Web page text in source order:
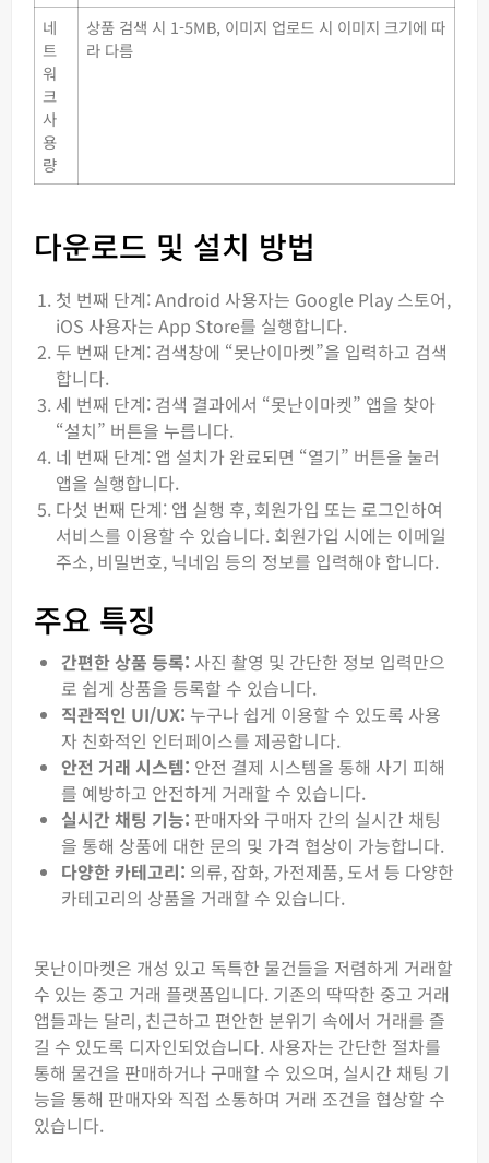
네
트
워
크
사
용
량
상품 검색 시 1-5MB, 이미지 업로드 시 이미지 크기에 따
라 다름
다운로드 및 설치 방법
첫 번째 단계: Android 사용자는 Google Play 스토어,
iOS 사용자는 App Store를 실행합니다.
두 번째 단계: 검색창에 “못난이마켓”을 입력하고 검색
합니다.
세 번째 단계: 검색 결과에서 “못난이마켓” 앱을 찾아
“설치” 버튼을 누릅니다.
네 번째 단계: 앱 설치가 완료되면 “열기” 버튼을 눌러
앱을 실행합니다.
다섯 번째 단계: 앱 실행 후, 회원가입 또는 로그인하여
서비스를 이용할 수 있습니다. 회원가입 시에는 이메일
주소, 비밀번호, 닉네임 등의 정보를 입력해야 합니다.
주요 특징
간편한 상품 등록: 사진 촬영 및 간단한 정보 입력만으
로 쉽게 상품을 등록할 수 있습니다.
직관적인 UI/UX: 누구나 쉽게 이용할 수 있도록 사용
자 친화적인 인터페이스를 제공합니다.
안전 거래 시스템: 안전 결제 시스템을 통해 사기 피해
를 예방하고 안전하게 거래할 수 있습니다.
실시간 채팅 기능: 판매자와 구매자 간의 실시간 채팅
을 통해 상품에 대한 문의 및 가격 협상이 가능합니다.
다양한 카테고리: 의류, 잡화, 가전제품, 도서 등 다양한
카테고리의 상품을 거래할 수 있습니다.
못난이마켓은 개성 있고 독특한 물건들을 저렴하게 거래할
수 있는 중고 거래 플랫폼입니다. 기존의 딱딱한 중고 거래
앱들과는 달리, 친근하고 편안한 분위기 속에서 거래를 즐
길 수 있도록 디자인되었습니다. 사용자는 간단한 절차를
통해 물건을 판매하거나 구매할 수 있으며, 실시간 채팅 기
능을 통해 판매자와 직접 소통하며 거래 조건을 협상할 수
있습니다.